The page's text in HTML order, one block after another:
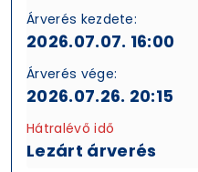
Árverés kezdete:
2026.07.07. 16:00
Árverés vége:
2026.07.26. 20:15
Hátralévő idő
Lezárt árverés